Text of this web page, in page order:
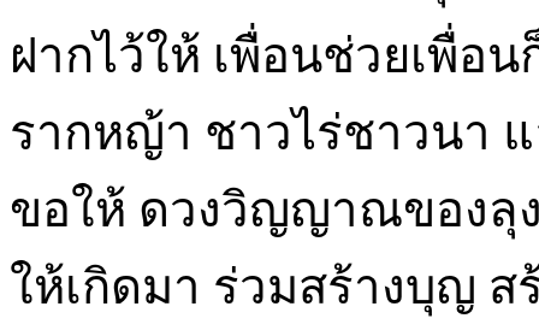
ฝากไว้ให้ เพื่อนช่วยเพื่อ
รากหญ้า ชาวไร่ชาวนา
ขอให้ ดวงวิญญาณของลุ
ให้เกิดมา ร่วมสร้างบุญ